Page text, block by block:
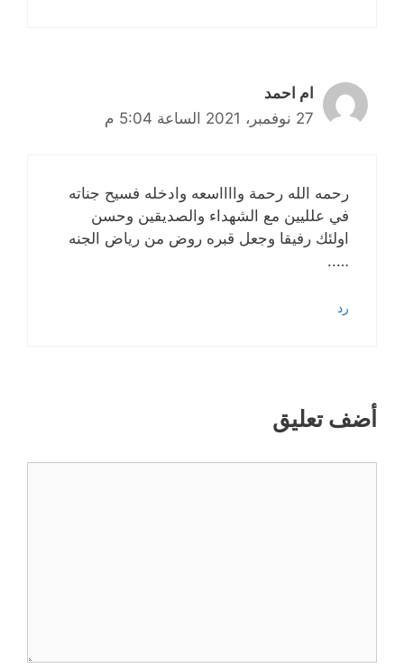
ام احمد
27 نوفمبر، 2021 الساعة 5:04 م
رحمه الله رحمة وااااسعه وادخله فسيح جناته
في علليين مع الشهداء والصديقين وحسن
اولئك رفيقا وجعل قبره روض من رياض الجنه
…..
رد
أضف تعليق